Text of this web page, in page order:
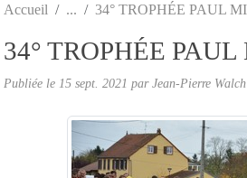
Accueil 34° TROPHÉE PAUL
34° TROPHÉE
Publiée le 15 sept. 2021 parJean-Pierre Walch